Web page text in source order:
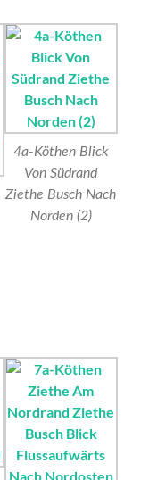
4a-Köthen Blick
Von Südrand
Ziethe Busch Nach
Norden (2)